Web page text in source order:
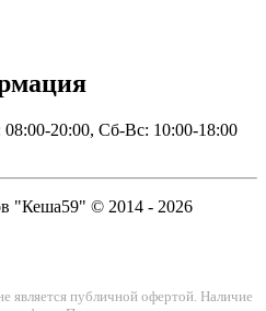
20:00, Сб-Вс: 10:00-18:00
"Кеша59" © 2014 - 2026
публичной офертой. Наличие